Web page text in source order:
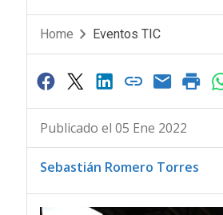
Home Eventos TIC
Publicado el 05 Ene 2022
Sebastián Romero Torres